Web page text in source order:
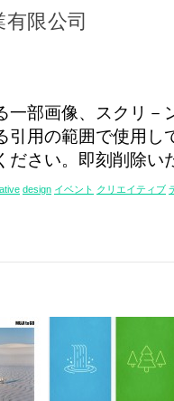
限公司
部画像、スクリ－
引用の範囲で使用し
ださい。即刻削除い
design イベント クリエイティブ